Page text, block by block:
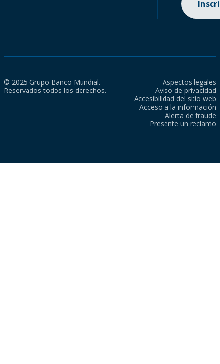
© 2025 Grupo Banco Mundial.
Reservados todos los derechos.
Aspectos legales
Aviso de privacidad
Accesibilidad del sitio web
Acceso a la información
Alerta de fraude
Presente un reclamo